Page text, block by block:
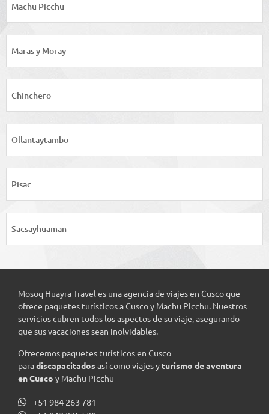
Machu Picchu
Maras y Moray
Chinchero
Ollantaytambo
Pisac
Sacsayhuaman
Mosoq Huayra Travel es una agencia de viajes en Cusco que
ofrece paquetes turísticos a Cusco y Machu Picchu. Nuestros
servicios cubren todos los aspectos de su viaje, asegurando
que sus vacaciones sean inolvidables.
Ofrecemos paquetes turísticos en Cusco
paradiscapacitadosasí como viajes y turismo de aventura
en Cusco y Machu Picchu
+51 984 263 781